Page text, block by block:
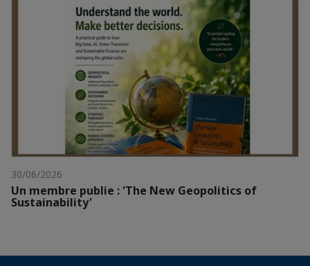
30/06/2026
Un membre publie : 'The New Geopolitics of
Sustainability'